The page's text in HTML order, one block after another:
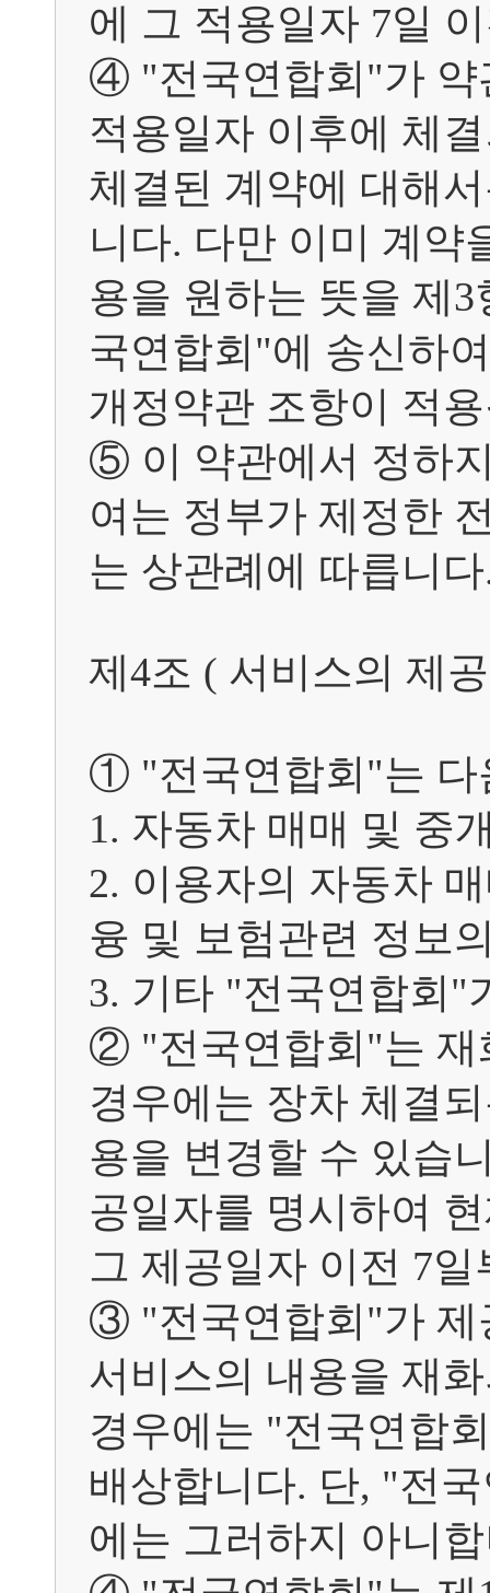
에 그 적용일자 7일
④ "전국연합회"가 약
적용일자 이후에 체
체결된 계약에 대해
니다. 다만 이미 계약
용을 원하는 뜻을 제
국연합회"에 송신하
개정약관 조항이 적
⑤ 이 약관에서 정하
여는 정부가 제정한
는 상관례에 따릅니
제4조 ( 서비스의 제
① "전국연합회"는 다
1. 자동차 매매 및 중
2. 이용자의 자동차
융 및 보험관련 정보
3. 기타 "전국연합회"
② "전국연합회"는 재
경우에는 장차 체결
용을 변경할 수 있습
공일자를 명시하여
그 제공일자 이전 7
③ "전국연합회"가 제
서비스의 내용을 재
경우에는 "전국연합
배상합니다. 단, "전
에는 그러하지 아니